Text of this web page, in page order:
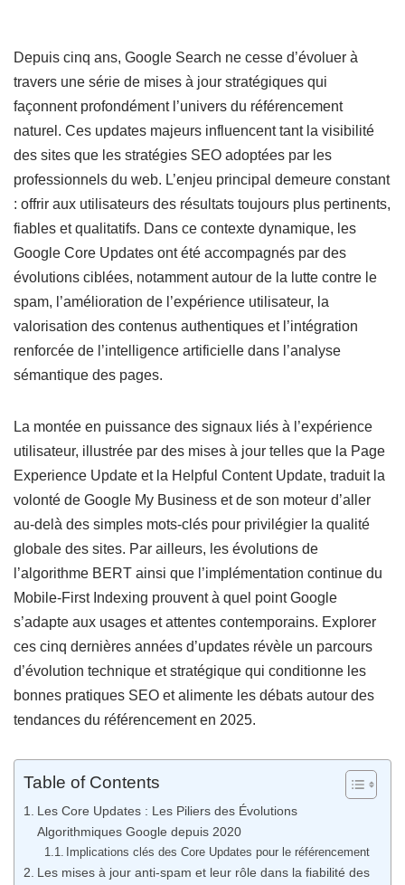
Depuis cinq ans, Google Search ne cesse d’évoluer à
travers une série de mises à jour stratégiques qui
façonnent profondément l’univers du référencement
naturel. Ces updates majeurs influencent tant la visibilité
des sites que les stratégies SEO adoptées par les
professionnels du web. L’enjeu principal demeure constant
: offrir aux utilisateurs des résultats toujours plus pertinents,
fiables et qualitatifs. Dans ce contexte dynamique, les
Google Core Updates ont été accompagnés par des
évolutions ciblées, notamment autour de la lutte contre le
spam, l’amélioration de l’expérience utilisateur, la
valorisation des contenus authentiques et l’intégration
renforcée de l’intelligence artificielle dans l’analyse
sémantique des pages.
La montée en puissance des signaux liés à l’expérience
utilisateur, illustrée par des mises à jour telles que la Page
Experience Update et la Helpful Content Update, traduit la
volonté de Google My Business et de son moteur d’aller
au-delà des simples mots-clés pour privilégier la qualité
globale des sites. Par ailleurs, les évolutions de
l’algorithme BERT ainsi que l’implémentation continue du
Mobile-First Indexing prouvent à quel point Google
s’adapte aux usages et attentes contemporains. Explorer
ces cinq dernières années d’updates révèle un parcours
d’évolution technique et stratégique qui conditionne les
bonnes pratiques SEO et alimente les débats autour des
tendances du référencement en 2025.
Table of Contents
Les Core Updates : Les Piliers des Évolutions
Algorithmiques Google depuis 2020
Implications clés des Core Updates pour le référencement
Les mises à jour anti-spam et leur rôle dans la fiabilité des